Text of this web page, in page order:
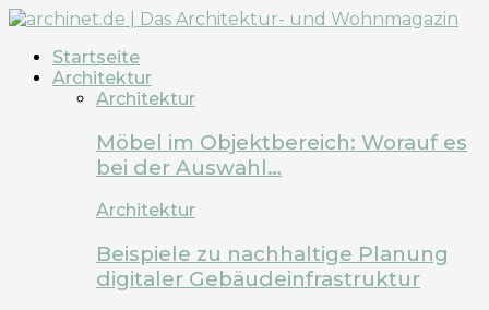
Startseite
Architektur
Architektur
Möbel im Objektbereich: Worauf es
bei der Auswahl…
Architektur
Beispiele zu nachhaltige Planung
digitaler Gebäudeinfrastruktur